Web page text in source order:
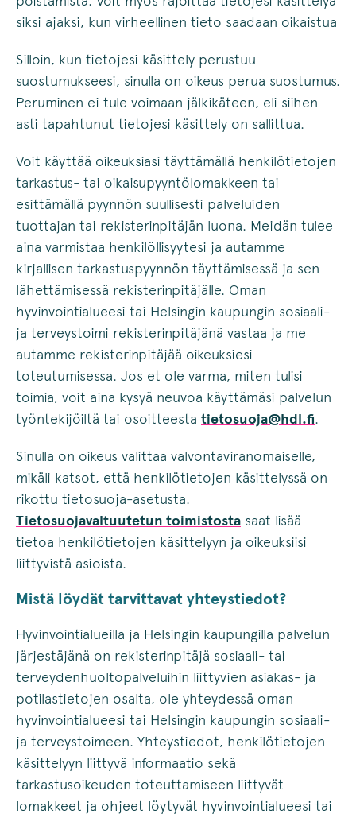
siksi ajaksi, kun virheellinen tieto saadaan oikaistua
Silloin, kun tietojesi käsittely perustuu
suostumukseesi, sinulla on oikeus perua suostumus.
Peruminen ei tule voimaan jälkikäteen, eli siihen
asti tapahtunut tietojesi käsittely on sallittua.
Voit käyttää oikeuksiasi täyttämällä henkilötietojen
tarkastus- tai oikaisupyyntölomakkeen tai
esittämällä pyynnön suullisesti palveluiden
tuottajan tai rekisterinpitäjän luona. Meidän tulee
aina varmistaa henkilöllisyytesi ja autamme
kirjallisen tarkastuspyynnön täyttämisessä ja sen
lähettämisessä rekisterinpitäjälle. Oman
hyvinvointialueesi tai Helsingin kaupungin sosiaali-
ja terveystoimi rekisterinpitäjänä vastaa ja me
autamme rekisterinpitäjää oikeuksiesi
toteutumisessa. Jos et ole varma, miten tulisi
toimia, voit aina kysyä neuvoa käyttämäsi palvelun
työntekijöiltä tai osoitteesta tietosuoja@hdl.fi.
Sinulla on oikeus valittaa valvontaviranomaiselle,
mikäli katsot, että henkilötietojen käsittelyssä on
rikottu tietosuoja-asetusta.
Tietosuojavaltuutetun toimistosta saat lisää
tietoa henkilötietojen käsittelyyn ja oikeuksiisi
liittyvistä asioista.
Mistä löydät tarvittavat yhteystiedot?
Hyvinvointialueilla ja Helsingin kaupungilla palvelun
järjestäjänä on rekisterinpitäjä sosiaali- tai
terveydenhuoltopalveluihin liittyvien asiakas- ja
potilastietojen osalta, ole yhteydessä oman
hyvinvointialueesi tai Helsingin kaupungin sosiaali-
ja terveystoimeen. Yhteystiedot, henkilötietojen
käsittelyyn liittyvä informaatio sekä
tarkastusoikeuden toteuttamiseen liittyvät
lomakkeet ja ohjeet löytyvät hyvinvointialueesi tai